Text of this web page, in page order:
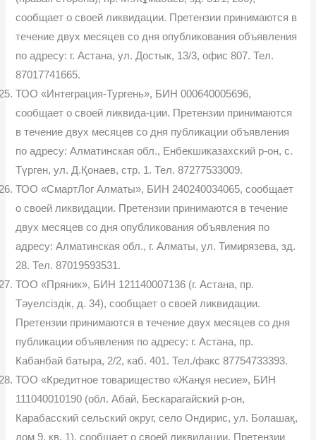
сообщает о своей ликвидации. Претензии принимаются в
течение двух месяцев со дня опубликования объявления
по адресу: г. Астана, ул. Достык, 13/3, офис 807. Тел.
87017741665.
ТОО «Интеграция-Тургень», БИН 000640005696,
сообщает о своей ликвида-ции. Претензии принимаются
в течение двух месяцев со дня публикации объявления
по адресу: Алматинская обл., Енбекшиказахский р-он, с.
Түрген, ул. Д.Қонаев, стр. 1. Тел. 87277533009.
ТОО «СмартЛог Алматы», БИН 240240034065, сообщает
о своей ликвидации. Претензии принимаются в течение
двух месяцев со дня опубликования объявления по
адресу: Алматинская обл., г. Алматы, ул. Тимирязева, зд.
28. Тел. 87019593531.
ТОО «Пряник», БИН 121140007136 (г. Астана, пр.
Тәуелсіздік, д. 34), сообщает о своей ликвидации.
Претензии принимаются в течение двух месяцев со дня
публикации объявления по адресу: г. Астана, пр.
Кабанбай батыра, 2/2, каб. 401. Тел./факс 87754733393.
ТОО «Кредитное товарищество «Жанұя несие», БИН
111040010190 (обл. Абай, Бескарагайский р-он,
Карабасский сельский округ, село Ондирис, ул. Болашақ,
дом 9, кв. 1), сообщает о своей ликвидации. Претензии